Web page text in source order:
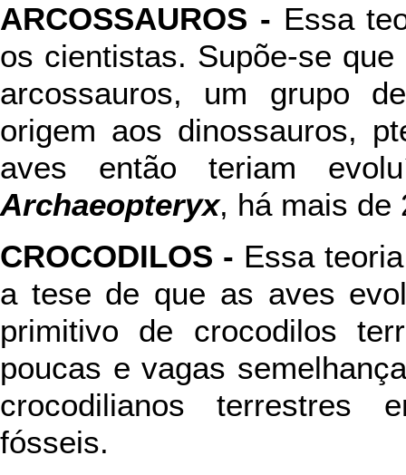
ARCOSSAUROS - Essa
os cientistas. Supõe-se
arcossauros, um grupo
origem aos dinossauros,
aves então teriam
Archaeopteryx, há mais de
CROCODILOS - Essa
a tese de que as aves
primitivo de crocodilos
poucas e vagas
crocodilianos terrestres
fósseis.